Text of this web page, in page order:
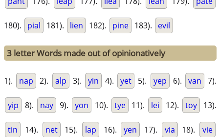
180). pial 181). lien 182). pine 183). evil
3 letter Words made out of opinionatively
1). nap 2). alp 3). yin 4). yet 5). yep 6). van 7).
yip 8). nay 9). yon 10). tye 11). lei 12). toy 13).
tin 14). net 15). lap 16). yen 17). via 18). vie